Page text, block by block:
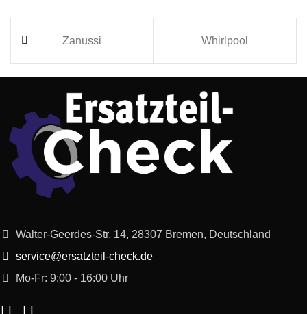
Zanussi Whirlpool
Walter-Geerdes-Str. 14, 28307 Bremen, Deutschland
service@ersatzteil-check.de
Mo-Fr: 9:00 - 16:00 Uhr